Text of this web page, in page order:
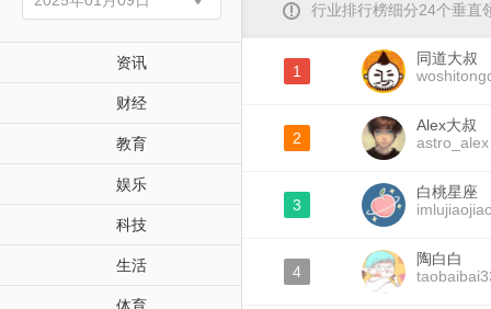
资讯
财经
教育
娱乐
科技
生活
行业排行榜细分24个垂直
1
同道大叔
2
Alex大叔
astro_alex
3
白桃星座
4
陶白白